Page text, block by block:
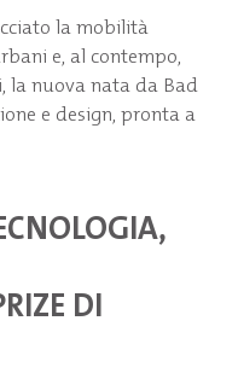
la mobilità
e, al contempo,
la nuova nata da Bad
e design, pronta a
DI